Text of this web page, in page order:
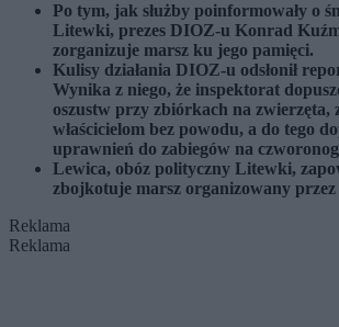
Po tym, jak służby poinformowały o
Litewki, prezes DIOZ-u Konrad
zorganizuje marsz ku jego pamięci.
Kulisy działania DIOZ-u odsłonił
Wynika z niego, że inspektorat
oszustw przy zbiórkach na zwierzęta,
właścicielom bez powodu, a do tego
uprawnień do zabiegów na
Lewica, obóz polityczny Litewki,
zbojkotuje marsz organizowany
Reklama
Reklama